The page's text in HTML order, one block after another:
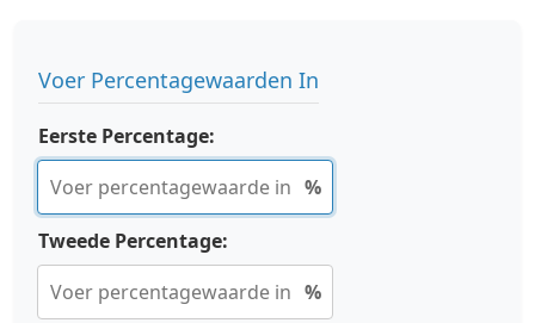
Voer Percentagewaarden In
Eerste Percentage:
%
Tweede Percentage:
%